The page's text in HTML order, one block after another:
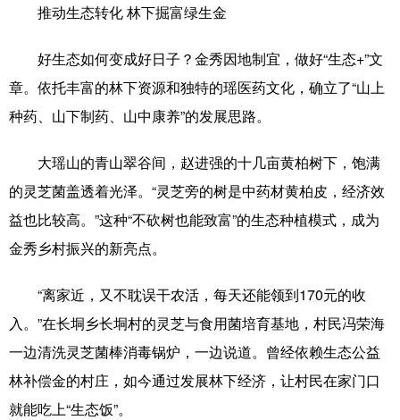
推动生态转化 林下掘富绿生金
好生态如何变成好日子？金秀因地制宜，做好“生态+”文
章。依托丰富的林下资源和独特的瑶医药文化，确立了“山上
种药、山下制药、山中康养”的发展思路。
大瑶山的青山翠谷间，赵进强的十几亩黄柏树下，饱满
的灵芝菌盖透着光泽。“灵芝旁的树是中药材黄柏皮，经济效
益也比较高。”这种“不砍树也能致富”的生态种植模式，成为
金秀乡村振兴的新亮点。
“离家近，又不耽误干农活，每天还能领到170元的收
入。”在长垌乡长垌村的灵芝与食用菌培育基地，村民冯荣海
一边清洗灵芝菌棒消毒锅炉，一边说道。曾经依赖生态公益
林补偿金的村庄，如今通过发展林下经济，让村民在家门口
就能吃上“生态饭”。